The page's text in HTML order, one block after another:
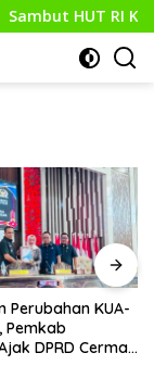
Media
Perubahan KUA-
Pemkab
DPRD Cermati